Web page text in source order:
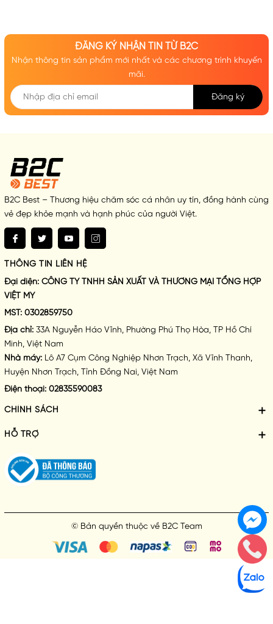
ĐĂNG KÝ NHẬN TIN TỪ B2C
Nhận thông tin sản phẩm mới nhất và các chương trình khuyến
mãi.
Đăng ký
B2C Best – Thương hiệu chăm sóc cá nhân uy tín, đồng hành cùng
vẻ đẹp khỏe mạnh và hạnh phúc của người Việt.
THÔNG TIN LIÊN HỆ
Đại diện: CÔNG TY TNHH SẢN XUẤT VÀ THƯƠNG MẠI TỔNG HỢP
VIỆT MY
MST: 0302859750
Địa chỉ: 33A Nguyễn Háo Vĩnh, Phường Phú Thọ Hòa, TP Hồ Chí
Minh, Việt Nam
Nhà máy: Lô A7 Cụm Công Nghiệp Nhơn Trạch, Xã Vĩnh Thanh,
Huyện Nhơn Trạch, Tỉnh Đồng Nai, Việt Nam
Điện thoại: 02835590083
CHÍNH SÁCH
HỖ TRỢ
© Bản quyền thuộc về B2C Team